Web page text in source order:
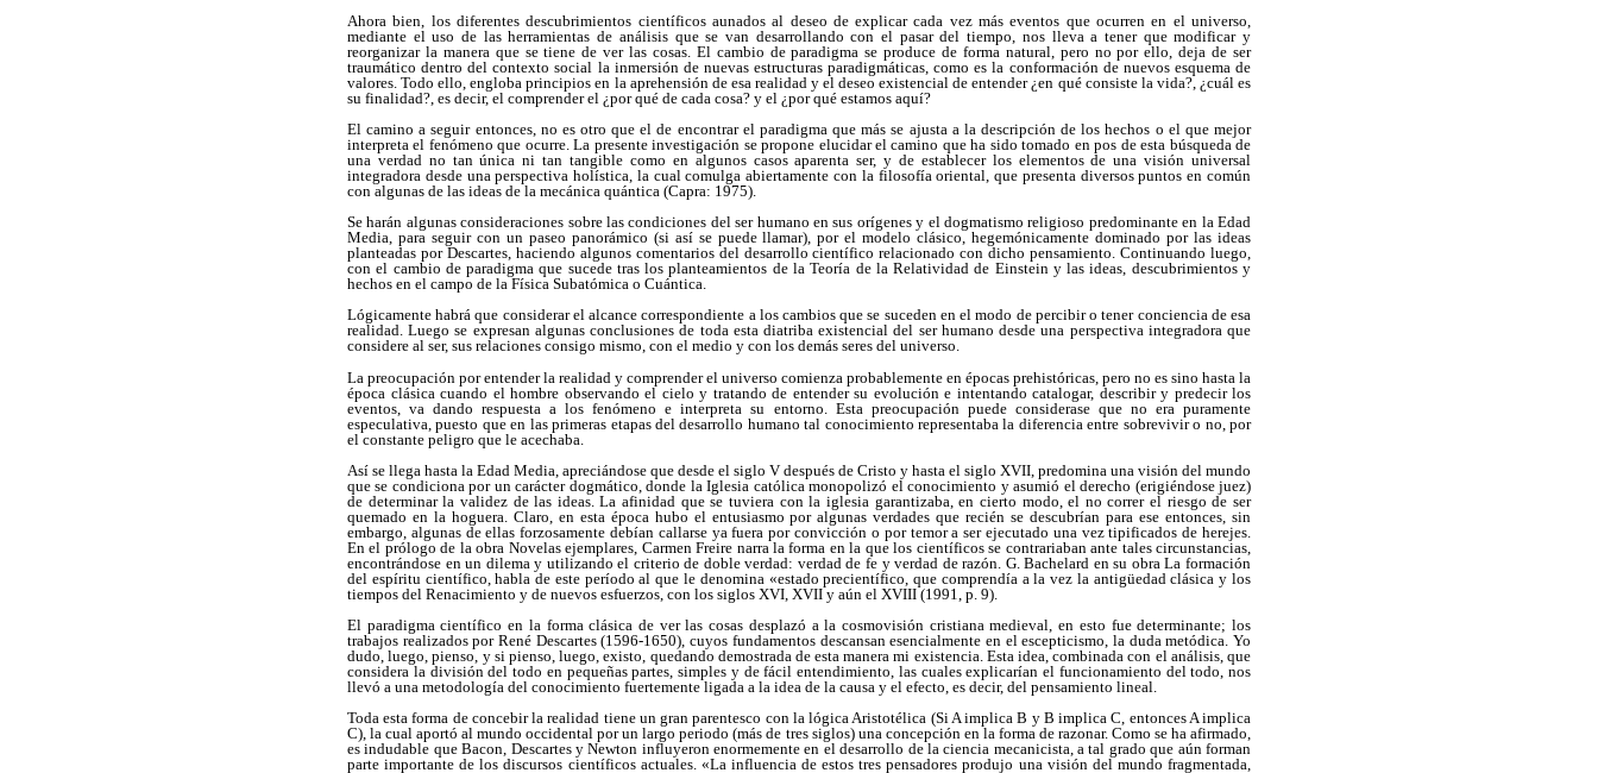
Ahora bien, los diferentes descubrimientos científicos aunados al deseo de explicar cada vez más eventos que ocurren en el universo,
mediante el uso de las herramientas de análisis que se van desarrollando con el pasar del tiempo, nos lleva a tener que modificar y
reorganizar la manera que se tiene de ver las cosas. El cambio de paradigma se produce de forma natural, pero no por ello, deja de ser
traumático dentro del contexto social la inmersión de nuevas estructuras paradigmáticas, como es la conformación de nuevos esquema de
valores. Todo ello, engloba principios en la aprehensión de esa realidad y el deseo existencial de entender ¿en qué consiste la vida?, ¿cuál es
su finalidad?, es decir, el comprender el ¿por qué de cada cosa? y el ¿por qué estamos aquí?
El camino a seguir entonces, no es otro que el de encontrar el paradigma que más se ajusta a la descripción de los hechos o el que mejor
interpreta el fenómeno que ocurre. La presente investigación se propone elucidar el camino que ha sido tomado en pos de esta búsqueda de
una verdad no tan única ni tan tangible como en algunos casos aparenta ser, y de establecer los elementos de una visión universal
integradora desde una perspectiva holística, la cual comulga abiertamente con la filosofía oriental, que presenta diversos puntos en común
con algunas de las ideas de la mecánica quántica (Capra: 1975).
Se harán algunas consideraciones sobre las condiciones del ser humano en sus orígenes y el dogmatismo religioso predominante en la Edad
Media, para seguir con un paseo panorámico (si así se puede llamar), por el modelo clásico, hegemónicamente dominado por las ideas
planteadas por Descartes, haciendo algunos comentarios del desarrollo científico relacionado con dicho pensamiento. Continuando luego,
con el cambio de paradigma que sucede tras los planteamientos de la Teoría de la Relatividad de Einstein y las ideas, descubrimientos y
hechos en el campo de la Física Subatómica o Cuántica.
Lógicamente habrá que considerar el alcance correspondiente a los cambios que se suceden en el modo de percibir o tener conciencia de esa
realidad. Luego se expresan algunas conclusiones de toda esta diatriba existencial del ser humano desde una perspectiva integradora que
considere al ser, sus relaciones consigo mismo, con el medio y con los demás seres del universo.
La preocupación por entender la realidad y comprender el universo comienza probablemente en épocas prehistóricas, pero no es sino hasta la
época clásica cuando el hombre observando el cielo y tratando de entender su evolución e intentando catalogar, describir y predecir los
eventos, va dando respuesta a los fenómeno e interpreta su entorno. Esta preocupación puede considerase que no era puramente
especulativa, puesto que en las primeras etapas del desarrollo humano tal conocimiento representaba la diferencia entre sobrevivir o no, por
el constante peligro que le acechaba.
Así se llega hasta la Edad Media, apreciándose que desde el siglo V después de Cristo y hasta el siglo XVII, predomina una visión del mundo
que se condiciona por un carácter dogmático, donde la Iglesia católica monopolizó el conocimiento y asumió el derecho (erigiéndose juez)
de determinar la validez de las ideas. La afinidad que se tuviera con la iglesia garantizaba, en cierto modo, el no correr el riesgo de ser
quemado en la hoguera. Claro, en esta época hubo el entusiasmo por algunas verdades que recién se descubrían para ese entonces, sin
embargo, algunas de ellas forzosamente debían callarse ya fuera por convicción o por temor a ser ejecutado una vez tipificados de herejes.
En el prólogo de la obra Novelas ejemplares, Carmen Freire narra la forma en la que los científicos se contrariaban ante tales circunstancias,
encontrándose en un dilema y utilizando el criterio de doble verdad: verdad de fe y verdad de razón. G. Bachelard en su obra La formación
del espíritu científico, habla de este período al que le denomina «estado precientífico, que comprendía a la vez la antigüedad clásica y los
tiempos del Renacimiento y de nuevos esfuerzos, con los siglos XVI, XVII y aún el XVIII (1991, p. 9).
El paradigma científico en la forma clásica de ver las cosas desplazó a la cosmovisión cristiana medieval, en esto fue determinante; los
trabajos realizados por René Descartes (1596-1650), cuyos fundamentos descansan esencialmente en el escepticismo, la duda metódica. Yo
dudo, luego, pienso, y si pienso, luego, existo, quedando demostrada de esta manera mi existencia. Esta idea, combinada con el análisis, que
considera la división del todo en pequeñas partes, simples y de fácil entendimiento, las cuales explicarían el funcionamiento del todo, nos
llevó a una metodología del conocimiento fuertemente ligada a la idea de la causa y el efecto, es decir, del pensamiento lineal.
Toda esta forma de concebir la realidad tiene un gran parentesco con la lógica Aristotélica (Si A implica B y B implica C, entonces A implica
C), la cual aportó al mundo occidental por un largo periodo (más de tres siglos) una concepción en la forma de razonar. Como se ha afirmado,
es indudable que Bacon, Descartes y Newton influyeron enormemente en el desarrollo de la ciencia mecanicista, a tal grado que aún forman
parte importante de los discursos científicos actuales. «La influencia de estos tres pensadores produjo una visión del mundo fragmentada,